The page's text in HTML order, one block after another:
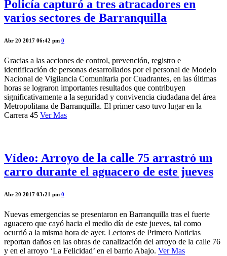
Policía capturó a tres atracadores en
varios sectores de Barranquilla
Abr 20 2017 06:42 pm 0
Gracias a las acciones de control, prevención, registro e
identificación de personas desarrollados por el personal de Modelo
Nacional de Vigilancia Comunitaria por Cuadrantes, en las últimas
horas se lograron importantes resultados que contribuyen
significativamente a la seguridad y convivencia ciudadana del área
Metropolitana de Barranquilla. El primer caso tuvo lugar en la
Carrera 45 Ver Mas
Vídeo: Arroyo de la calle 75 arrastró un
carro durante el aguacero de este jueves
Abr 20 2017 03:21 pm 0
Nuevas emergencias se presentaron en Barranquilla tras el fuerte
aguacero que cayó hacia el medio día de este jueves, tal como
ocurrió a la misma hora de ayer. Lectores de Primero Noticias
reportan daños en las obras de canalización del arroyo de la calle 76
y en el arroyo ‘La Felicidad’ en el barrio Abajo. Ver Mas